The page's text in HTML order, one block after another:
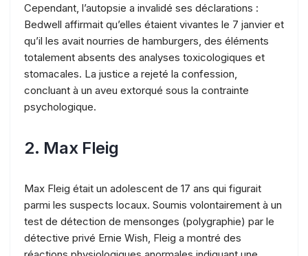
Cependant, l’autopsie a invalidé ses déclarations :
Bedwell affirmait qu’elles étaient vivantes le 7 janvier et
qu’il les avait nourries de hamburgers, des éléments
totalement absents des analyses toxicologiques et
stomacales. La justice a rejeté la confession,
concluant à un aveu extorqué sous la contrainte
psychologique.
2. Max Fleig
Max Fleig était un adolescent de 17 ans qui figurait
parmi les suspects locaux. Soumis volontairement à un
test de détection de mensonges (polygraphie) par le
détective privé Ernie Wish, Fleig a montré des